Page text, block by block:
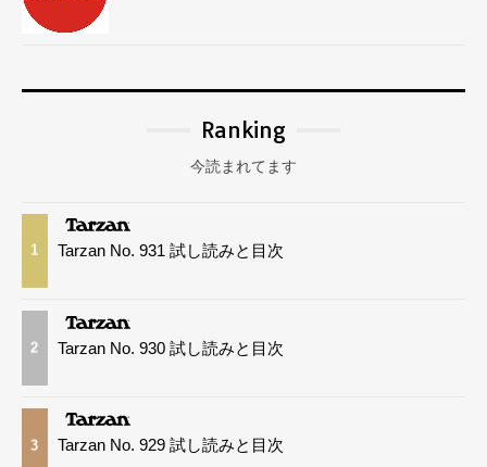
Ranking
今読まれてます
1 Tarzan No. 931 試し読みと目次
2 Tarzan No. 930 試し読みと目次
3 Tarzan No. 929 試し読みと目次